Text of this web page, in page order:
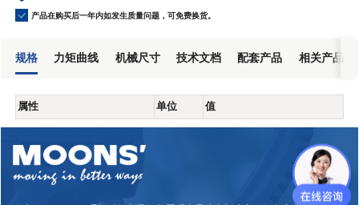
产品在购买后一年内如发生质量问题，可免费换货。
规格 力矩曲线 机械尺寸 技术文档 配套产品 相关产品
属性 单位 值